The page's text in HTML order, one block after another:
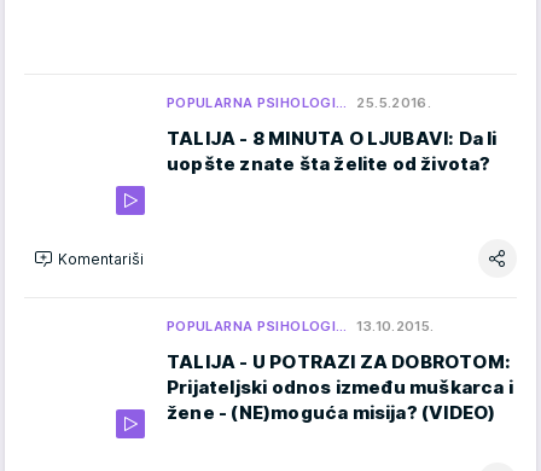
POPULARNA PSIHOLOGI… 25.5.2016.
TALIJA - 8 MINUTA O LJUBAVI: Da li
uopšte znate šta želite od života?
Komentariši
POPULARNA PSIHOLOGI… 13.10.2015.
TALIJA - U POTRAZI ZA DOBROTOM:
Prijateljski odnos između muškarca i
žene - (NE)moguća misija? (VIDEO)